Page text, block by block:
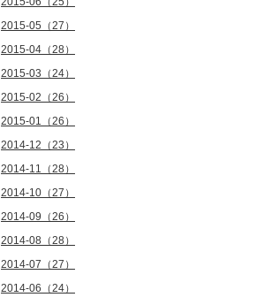
2015-05（27）
2015-04（28）
2015-03（24）
2015-02（26）
2015-01（26）
2014-12（23）
2014-11（28）
2014-10（27）
2014-09（26）
2014-08（28）
2014-07（27）
2014-06（24）